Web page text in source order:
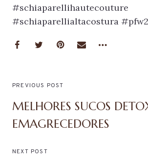
#schiaparellihautecouture
#schiaparellialtacostura
PREVIOUS POST
MELHORES SUCOS
EMAGRECEDORES
NEXT POST